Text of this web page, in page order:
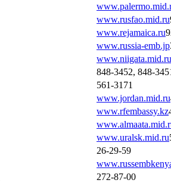
www.rusfao.mid.ru
www.rejamaica.ru
www.russia-emb.jp
www.niigata.mid.ru
848-3452, 848-
561-3171
www.jordan.mid.ru
www.rfembassy.kz
www.uralsk.mid.ru
26-29-59
272-87-00